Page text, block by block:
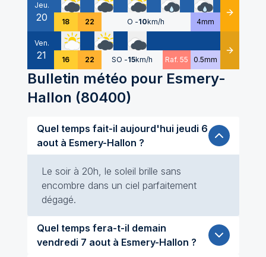
Jeu.
20 18 22 O -10km/h 4mm Détails
Ven.
21 16 22 SO -15km/h Raf. 55 0.5mm Détails
Bulletin météo pour Esmery-
Hallon (80400)
Quel temps fait-il aujourd'hui jeudi 6
aout à Esmery-Hallon ?
Le soir à 20h, le soleil brille sans
encombre dans un ciel parfaitement
dégagé.
Quel temps fera-t-il demain
vendredi 7 aout à Esmery-Hallon ?